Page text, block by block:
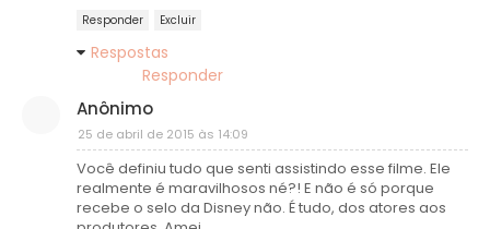
Responder Excluir
Respostas
Responder
Anônimo
25 de abril de 2015 às 14:09
Você definiu tudo que senti assistindo esse filme. Ele
realmente é maravilhosos né?! E não é só porque
recebe o selo da Disney não. É tudo, dos atores aos